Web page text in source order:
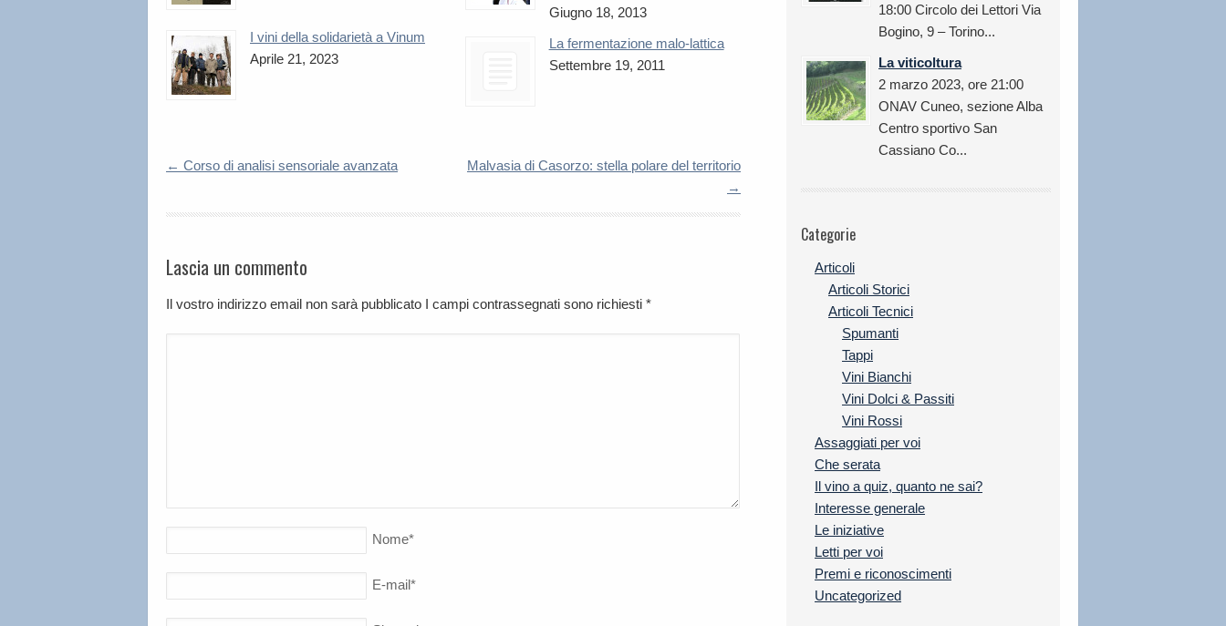
I vini della solidarietà a Vinum
Aprile 21, 2023
Giugno 18, 2013
La fermentazione malo-lattica
Settembre 19, 2011
← Corso di analisi sensoriale avanzata
Malvasia di Casorzo: stella polare del territorio
→
Lascia un commento
Il vostro indirizzo email non sarà pubblicato I campi contrassegnati sono richiesti *
Nome*
E-mail*
18:00 Circolo dei Lettori Via
Bogino, 9 – Torino...
La viticoltura
2 marzo 2023, ore 21:00
ONAV Cuneo, sezione Alba
Centro sportivo San
Cassiano Co...
Categorie
Articoli
Articoli Storici
Articoli Tecnici
Spumanti
Tappi
Vini Bianchi
Vini Dolci & Passiti
Vini Rossi
Assaggiati per voi
Che serata
Il vino a quiz, quanto ne sai?
Interesse generale
Le iniziative
Letti per voi
Premi e riconoscimenti
Uncategorized